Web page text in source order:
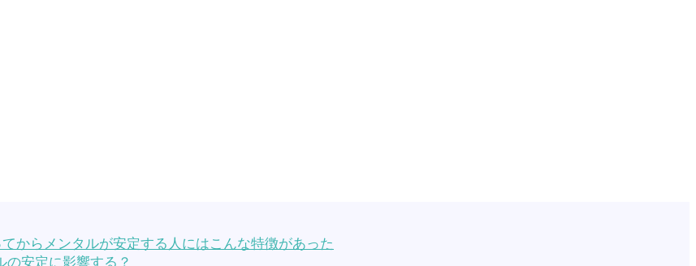
からメンタルが安定する人にはこんな特徴があった
安定に影響する？